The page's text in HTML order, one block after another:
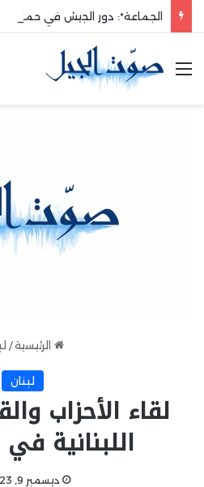
القائمة
الرئيسية /
لبنان
لقاء الأحزاب
اللبنانية
ديسمبر 9, 2023